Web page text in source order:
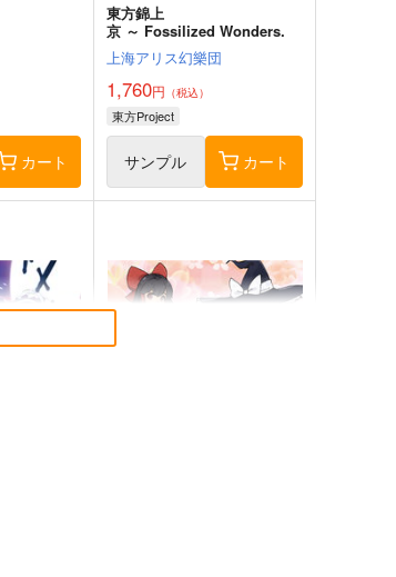
カート
東方錦上
京 ～ Fossilized Wonders.
上海アリス幻樂団
1,760円 （税込）
東方Project
サンプル カート